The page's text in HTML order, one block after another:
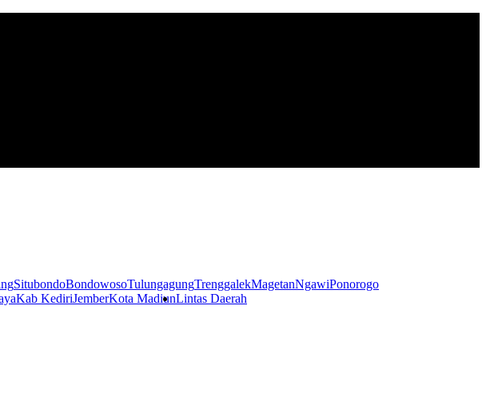
SitubondoBondowosoTulungagungTrenggalekMagetanNgawiPonorogo
Kab KediriJemberKota MadiunLintas Daerah